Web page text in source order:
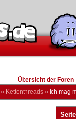
Übersicht der Foren
» Kettenthread » Ich mag